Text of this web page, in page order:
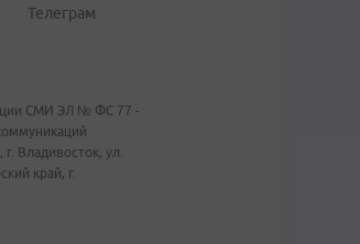
Телеграм
СМИ ЭЛ № ФС 77 -
Владивосток, ул.
край, г.